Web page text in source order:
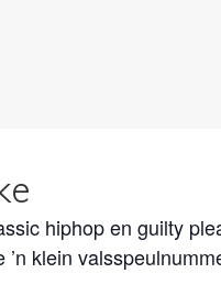
hiphop en guilty
klein